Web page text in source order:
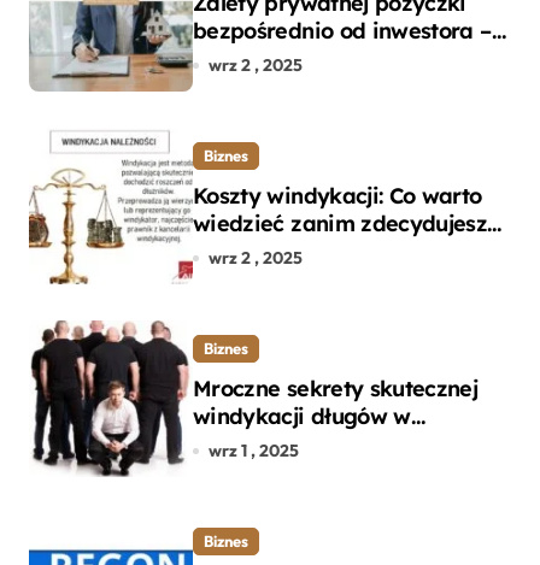
bezpośrednio od inwestora –
dlaczego warto?
wrz 2 , 2025
Biznes
Koszty windykacji: Co warto
wiedzieć zanim zdecydujesz
się na odzyskanie długu?
wrz 2 , 2025
Biznes
Mroczne sekrety skutecznej
windykacji długów w
departamencie windykacji
wrz 1 , 2025
Biznes